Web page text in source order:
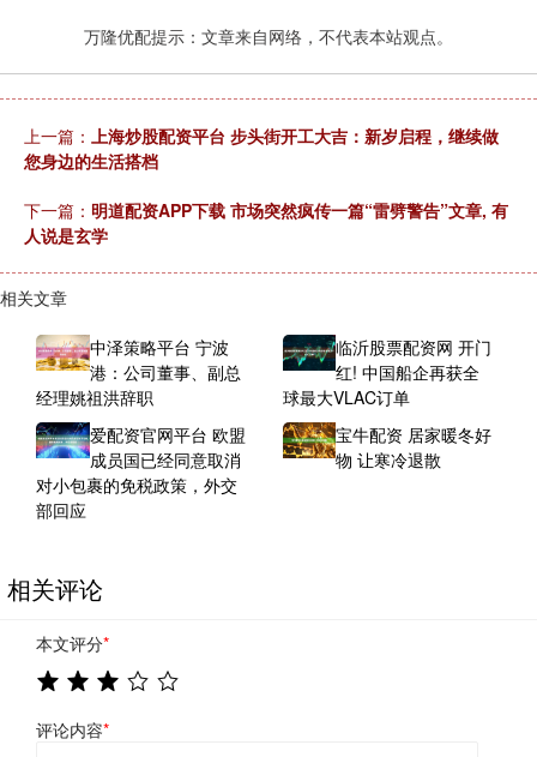
万隆优配提示：文章来自网络，不代表本站观点。
上一篇： 上海炒股配资平台 步头街开工大吉：新岁启程，继续做
您身边的生活搭档
下一篇： 明道配资APP下载 市场突然疯传一篇“雷劈警告”文章, 有
人说是玄学
相关文章
中泽策略平台 宁波
港：公司董事、副总
经理姚祖洪辞职
临沂股票配资网 开门
红! 中国船企再获全
球最大VLAC订单
爱配资官网平台 欧盟
成员国已经同意取消
对小包裹的免税政策，外交
部回应
宝牛配资 居家暖冬好
物 让寒冷退散
相关评论
本文评分*
评论内容*